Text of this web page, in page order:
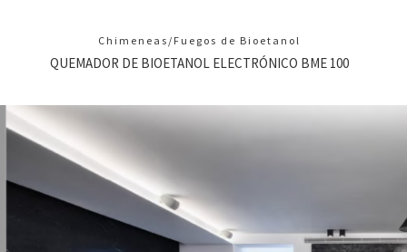
Chimeneas/Fuegos de Bioetanol
QUEMADOR DE BIOETANOL ELECTRÓNICO BME 100